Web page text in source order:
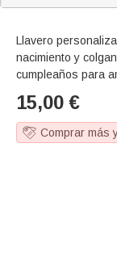
Llavero
nacimiento y
cumpleaños para
15,00 €
Comprar más